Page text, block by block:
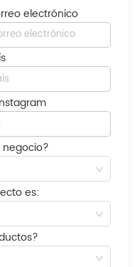
electrónico
es: